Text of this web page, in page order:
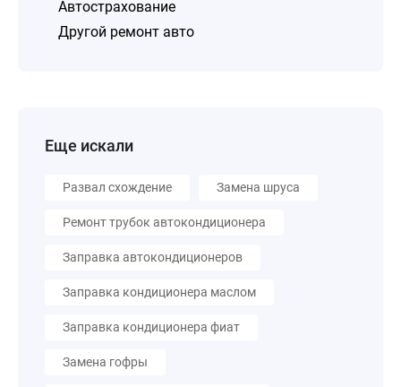
Автострахование
Другой ремонт авто
Еще искали
Развал схождение Замена шруса
Ремонт трубок автокондиционера
Заправка автокондиционеров
Заправка кондиционера маслом
Заправка кондиционера фиат
Замена гофры